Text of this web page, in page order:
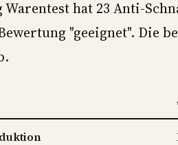
Warentest hat 23 Anti-
"geeignet". Die